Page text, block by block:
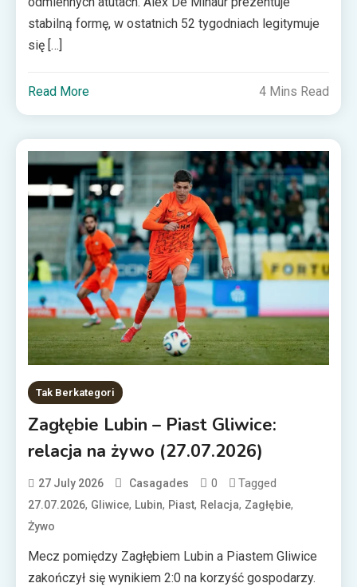
stabilną formę, w ostatnich 52 tygodniach legitymuje
się […]
Read More 4 Mins Read
Tak Berkategori
Zagłębie Lubin – Piast Gliwice:
relacja na żywo (27.07.2026)
27 July 2026 Casagades 0 Tagged
27.07.2026, Gliwice, Lubin, Piast, Relacja, Zagłębie,
Żywo
Mecz pomiędzy Zagłębiem Lubin a Piastem Gliwice
zakończył się wynikiem 2:0 na korzyść gospodarzy.